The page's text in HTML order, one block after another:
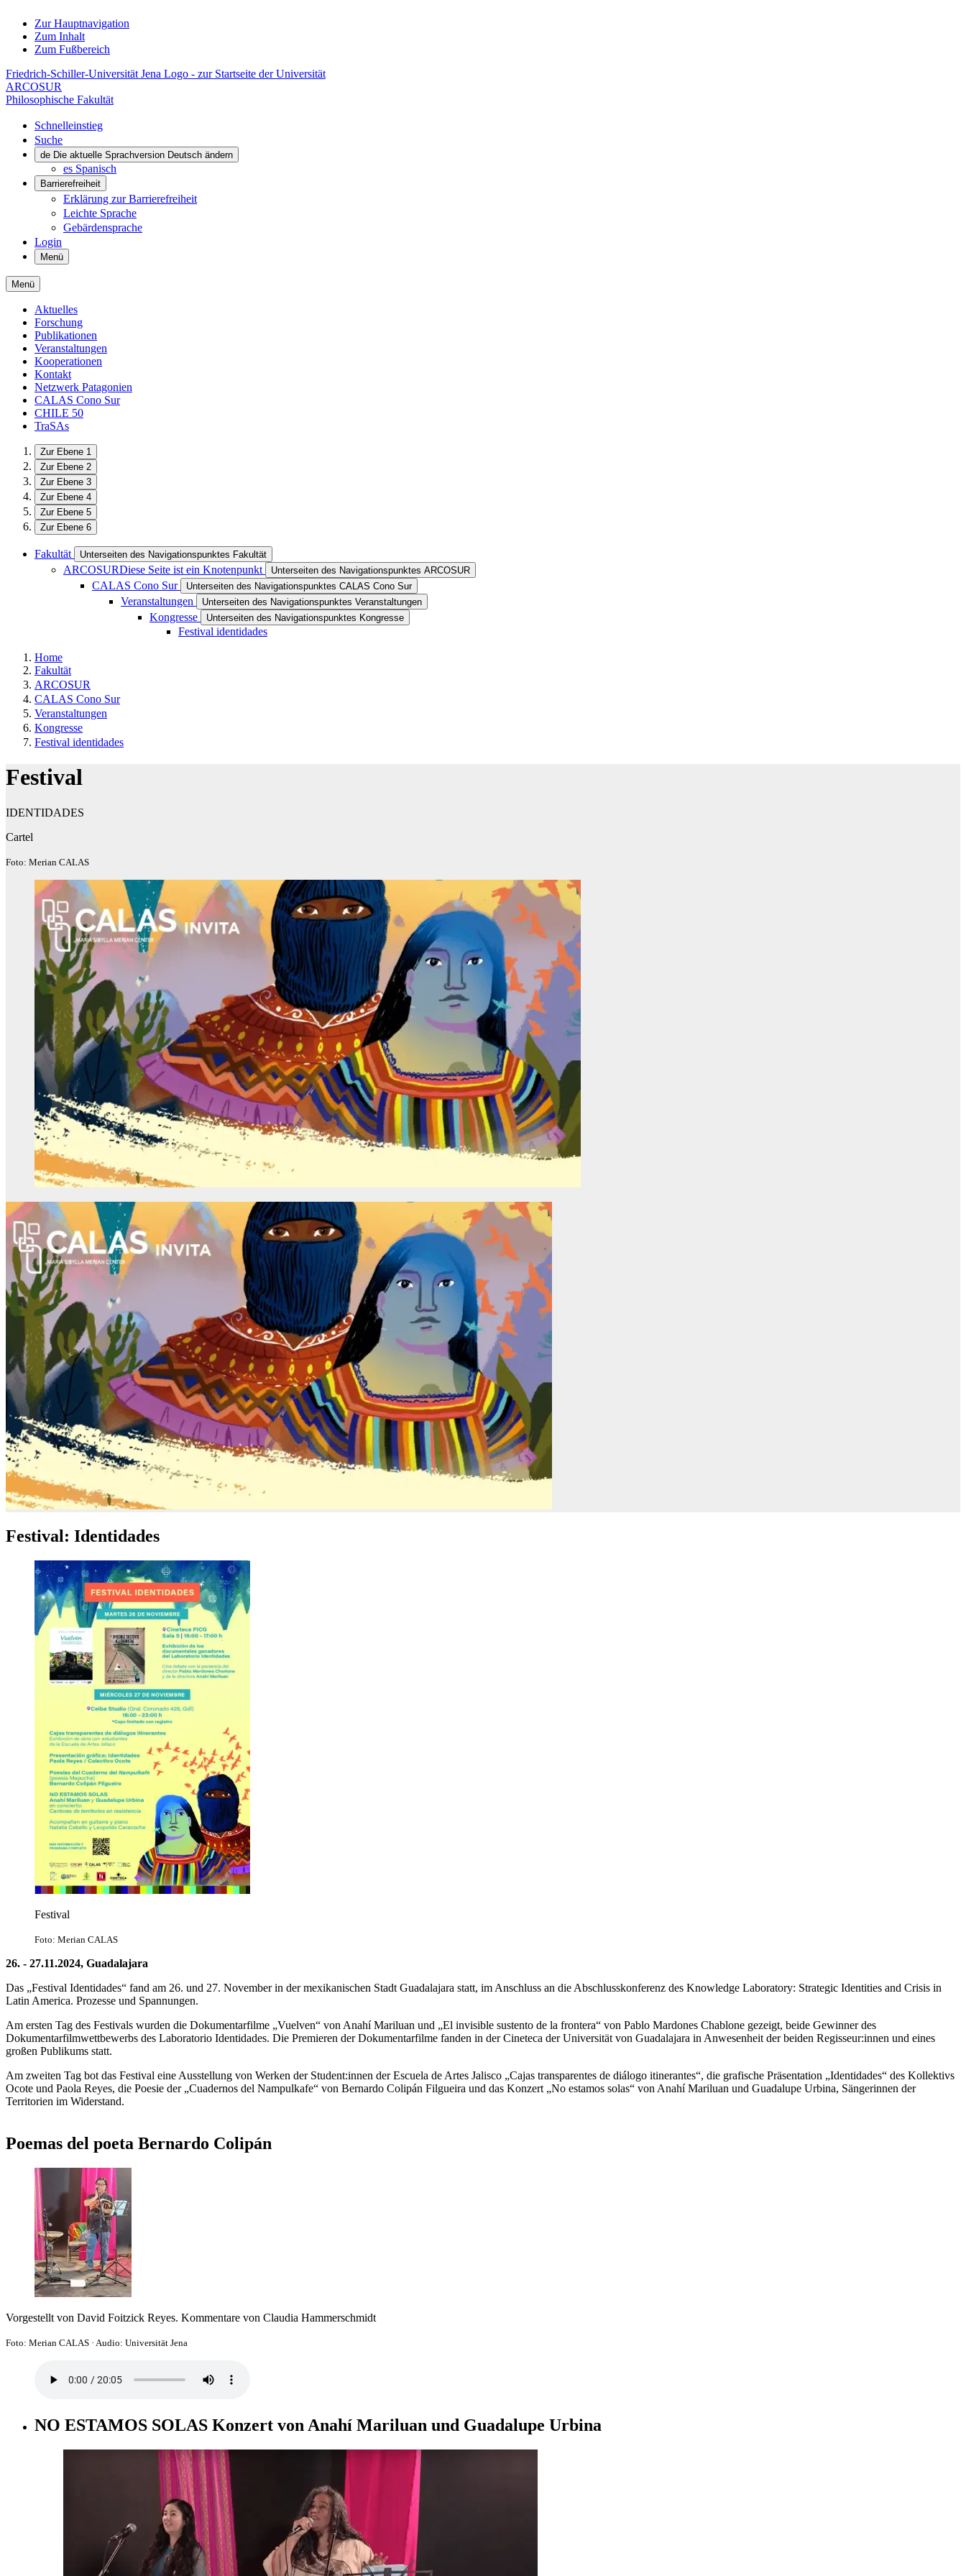
Zur Hauptnavigation
Zum Inhalt
Zum Fußbereich
Friedrich-Schiller-Universität Jena Logo - zur Startseite der Universität
ARCOSUR
Philosophische Fakultät
Schnelleinstieg
Suche
de Die aktuelle Sprachversion Deutsch ändern
es Spanisch
Barrierefreiheit
Erklärung zur Barrierefreiheit
Leichte Sprache
Gebärdensprache
Login
Menü
Menü
Aktuelles
Forschung
Publikationen
Veranstaltungen
Kooperationen
Kontakt
Netzwerk Patagonien
CALAS Cono Sur
CHILE 50
TraSAs
Zur Ebene 1
Zur Ebene 2
Zur Ebene 3
Zur Ebene 4
Zur Ebene 5
Zur Ebene 6
Fakultät Unterseiten des Navigationspunktes Fakultät
ARCOSURDiese Seite ist ein Knotenpunkt Unterseiten des Navigationspunktes ARCOSUR
CALAS Cono Sur Unterseiten des Navigationspunktes CALAS Cono Sur
Veranstaltungen Unterseiten des Navigationspunktes Veranstaltungen
Kongresse Unterseiten des Navigationspunktes Kongresse
Festival identidades
Home
Fakultät
ARCOSUR
CALAS Cono Sur
Veranstaltungen
Kongresse
Festival identidades
Festival
IDENTIDADES
Cartel
Foto: Merian CALAS
Festival: Identidades
Festival
Foto: Merian CALAS
26. - 27.11.2024, Guadalajara
Das „Festival Identidades“ fand am 26. und 27. November in der mexikanischen Stadt Guadalajara statt, im Anschluss an die Abschlusskonferenz des Knowledge Laboratory: Strategic Identities and Crisis in
Latin America. Prozesse und Spannungen.
Am ersten Tag des Festivals wurden die Dokumentarfilme „Vuelven“ von Anahí Mariluan und „El invisible sustento de la frontera“ von Pablo Mardones Chablone gezeigt, beide Gewinner des
Dokumentarfilmwettbewerbs des Laboratorio Identidades. Die Premieren der Dokumentarfilme fanden in der Cineteca der Universität von Guadalajara in Anwesenheit der beiden Regisseur:innen und eines
großen Publikums statt.
Am zweiten Tag bot das Festival eine Ausstellung von Werken der Student:innen der Escuela de Artes Jalisco „Cajas transparentes de diálogo itinerantes“, die grafische Präsentation „Identidades“ des Kollektivs
Ocote und Paola Reyes, die Poesie der „Cuadernos del Nampulkafe“ von Bernardo Colipán Filgueira und das Konzert „No estamos solas“ von Anahí Mariluan und Guadalupe Urbina, Sängerinnen der
Territorien im Widerstand.
Poemas del poeta Bernardo Colipán
Vorgestellt von David Foitzick Reyes. Kommentare von Claudia Hammerschmidt
Foto: Merian CALAS · Audio: Universität Jena
NO ESTAMOS SOLAS Konzert von Anahí Mariluan und Guadalupe Urbina